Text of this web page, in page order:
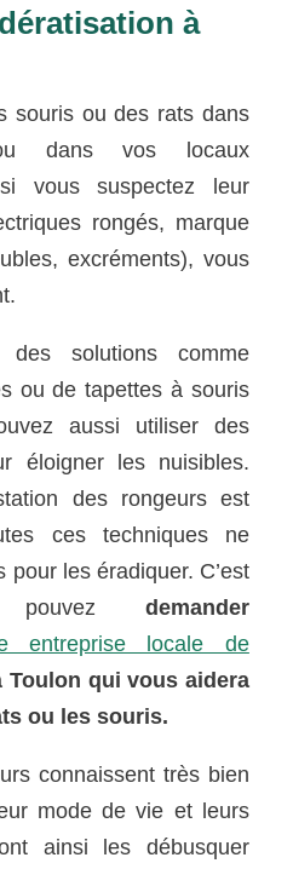
à
souris ou des rats dans
dans vos locaux
vous suspectez leur
rongés, marque
excréments), vous
solutions comme
ou de tapettes à souris
aussi utiliser des
éloigner les nuisibles.
des rongeurs est
ces techniques ne
les éradiquer. C’est
pouvez demander
entreprise locale de
Toulon qui vous aidera
ou les souris.
connaissent très bien
mode de vie et leurs
ainsi les débusquer